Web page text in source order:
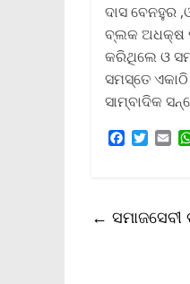
ଦାସ ବେନହୁର
ବ୍ଲକ ଅଧକ୍ଷ
କରିଥିଲେ ଓ
ସମସ୍ତେ
ସାମ୍ବାଦିକ
o
T
e
E
←